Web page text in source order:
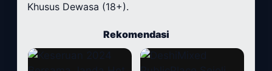
Khusus Dewasa (18+).
Rekomendasi